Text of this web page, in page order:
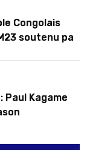
Congolais
soutenu par
Paul Kagame